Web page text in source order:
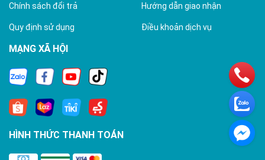
Chính sách đổi trả
Quy định sử dụng
Hướng dẫn giao nhận
Điều khoản dịch vụ
MẠNG XÃ HỘI
HÌNH THỨC THANH TOÁN